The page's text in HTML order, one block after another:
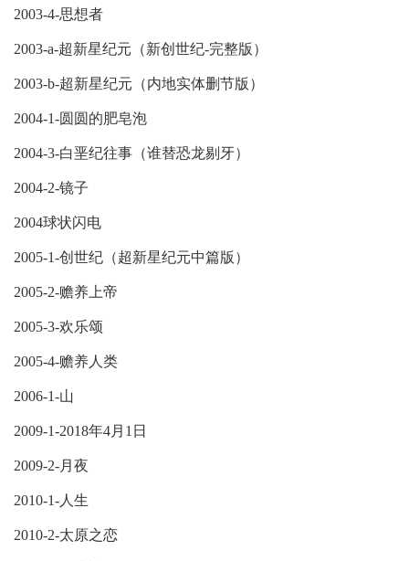
2003-4-思想者
2003-a-超新星纪元（新创世纪-完整版）
2003-b-超新星纪元（内地实体删节版）
2004-1-圆圆的肥皂泡
2004-3-白垩纪往事（谁替恐龙剔牙）
2004-2-镜子
2004球状闪电
2005-1-创世纪（超新星纪元中篇版）
2005-2-赡养上帝
2005-3-欢乐颂
2005-4-赡养人类
2006-1-山
2009-1-2018年4月1日
2009-2-月夜
2010-1-人生
2010-2-太原之恋